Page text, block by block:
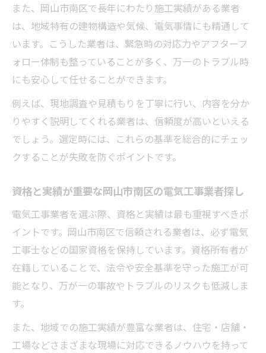
地域密着型の岡山市南区 電気工事が持つ
強み
岡山市南区の気候と電気工事実績の関係を
知る
岡山市南区 電気工事でトラブル迅速解決
のコツ
停電や故障時に頼れる岡山市南区 電気工
緊急対応が可能な岡山市南区の電気工事専
岡山市南区 電気工事のアフターサポート
体制とは
岡山市南区の電気工事でよくあるトラブル
事例紹介
岡山市南区 電気工事が提供する暮らしの
安心感
また、岡山市南区で長年にわたり施工実績がある業者
は、地域特有の建物構造や気候、電気事情にも精通して
います。こうした業者は、緊急時の対応力やアフターフ
ォロー体制も整っていることが多く、万一のトラブル時
にも安心して任せることができます。
例えば、現地調査や見積もりを丁寧に行い、内容を分か
りやすく説明してくれる業者は、信頼度が高いといえる
でしょう。選定時には、これらの基準を総合的にチェッ
クすることが失敗を防ぐポイントです。
資格と実績が重要な岡山市南区の電気工事業者探し
電気工事業者を選ぶ際、資格と実績は最も重視すべきポ
イントです。岡山市南区で信頼される業者は、必ず電気
工事士などの国家資格を保持しています。資格所有者が
在籍していることで、法令や安全基準を守った施工が可
能となり、万が一の事故やトラブルのリスクも低減しま
す。
また、地域での施工実績が豊富な業者は、住宅・店舗・
工場などさまざまな現場に対応できるノウハウを持って